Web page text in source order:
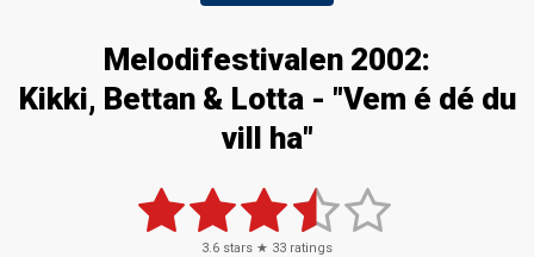
Melodifestivalen 2002:
Kikki, Bettan & Lotta - "Vem é dé du
vill ha"
3.6 stars ★ 33 ratings